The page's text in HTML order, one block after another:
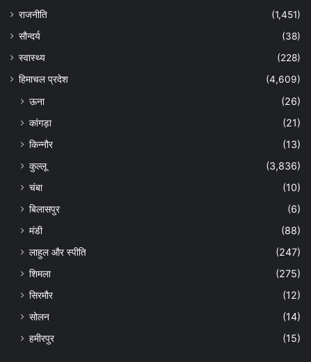
राजनीति
(1,451)
सौन्दर्य
(38)
स्वास्थ्य
(228)
हिमाचल प्रदेश
(4,609)
ऊना
(26)
कांगड़ा
(21)
किन्नौर
(13)
कुल्लू
(3,836)
चंबा
(10)
बिलासपुर
(6)
मंडी
(88)
लाहुल और स्पीति
(247)
शिमला
(275)
सिरमौर
(12)
सोलन
(14)
हमीरपुर
(15)